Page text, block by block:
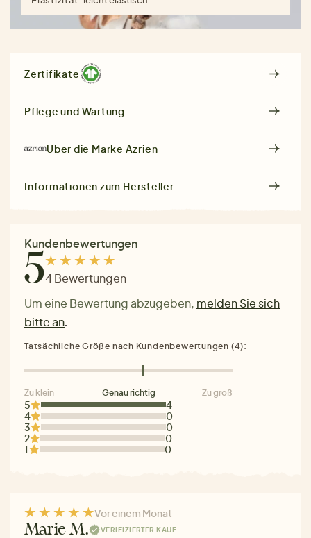
Zertifikate
Pflege und Wartung
Über die Marke Azrien
Informationen zum Hersteller
Kundenbewertungen
54 Bewertungen
Um eine Bewertung abzugeben, melden Sie sich
bitte an.
5
4
4
0
3
0
2
0
1
0
Tatsächliche Größe nach Kundenbewertungen (4):
Zu klein Genau richtig Zu groß
Vor einem Monat
Marie M. VERIFIZIERTER KAUF